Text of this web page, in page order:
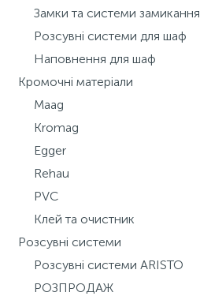
Замки та системи замикання
Розсувні системи для шаф
Наповнення для шаф
Кромочні матеріали
Maag
Kromag
Egger
Rehau
PVC
Клей та очистник
Розсувні системи
Розсувні системи ARISTO
РОЗПРОДАЖ
Інструмент та витратні матеріали
Кухонна техніка
Меблі
Фурнітура для ліжок